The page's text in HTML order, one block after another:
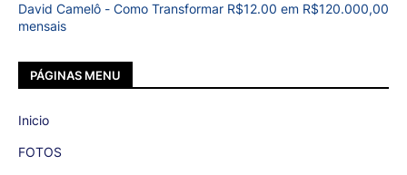
David Camelô - Como Transformar R$12.00 em R$120.000,00
mensais
PÁGINAS MENU
Inicio
FOTOS